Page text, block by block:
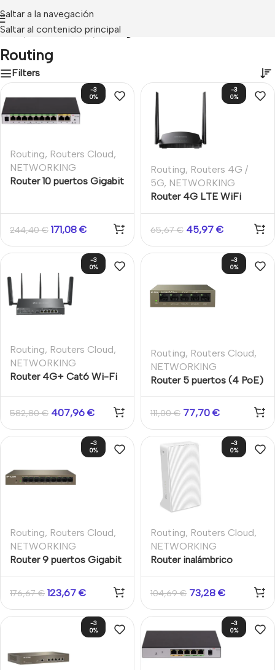
Saltar a la navegación
Saltar al contenido principal
Inicio/ NETWORKING/Routing
Routing
Filters
-3
0%
Routing, Routers Cloud,
NETWORKING
Router 10 puertos Gigabit
244,40€ 171,08 €
-3
0%
Routing, Routers 4G /
5G, NETWORKING
Router 4G LTE WiFi
65,67€ 45,97 €
-3
0%
Routing, Routers Cloud,
NETWORKING
Router 4G+ Cat6 Wi-Fi
PoE+
582,80€ 407,96 €
-3
0%
Routing, Routers Cloud,
NETWORKING
Router 5 puertos (4 PoE)
administrado en la nube
111,00€ 77,70 €
-3
0%
Routing, Routers Cloud,
NETWORKING
Router 9 puertos Gigabit
administrado en la nube
176,67€ 123,67 €
-3
0%
Routing, Routers Cloud,
NETWORKING
Router inalámbrico
4G LTE 5 GHz, 2.4 GHz
104,69€ 73,28 €
-3
0%
-3
0%